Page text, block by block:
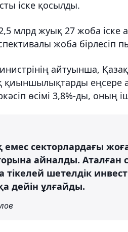
іске қосылды.
млрд жуық 27 жоба іске
жоба бірлесіп
айтуынша,
қиыншылықтарды
өсімі 3,8%-ды, оның
секторлардағы
айналды. Аталған
тікелей шетелдік
дейін ұлғайды.